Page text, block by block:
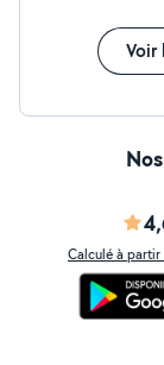
Voir
Calculé à partir